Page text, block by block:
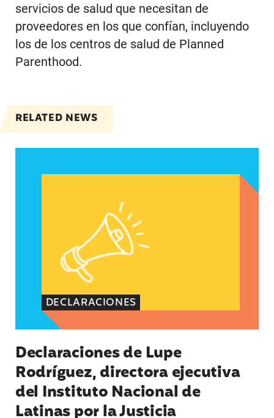
servicios de salud que necesitan de
proveedores en los que confían, incluyendo
los de los centros de salud de Planned
Parenthood.
RELATED NEWS
DECLARACIONES
Declaraciones de Lupe
Rodríguez, directora ejecutiva
del Instituto Nacional de
Latinas por la Justicia